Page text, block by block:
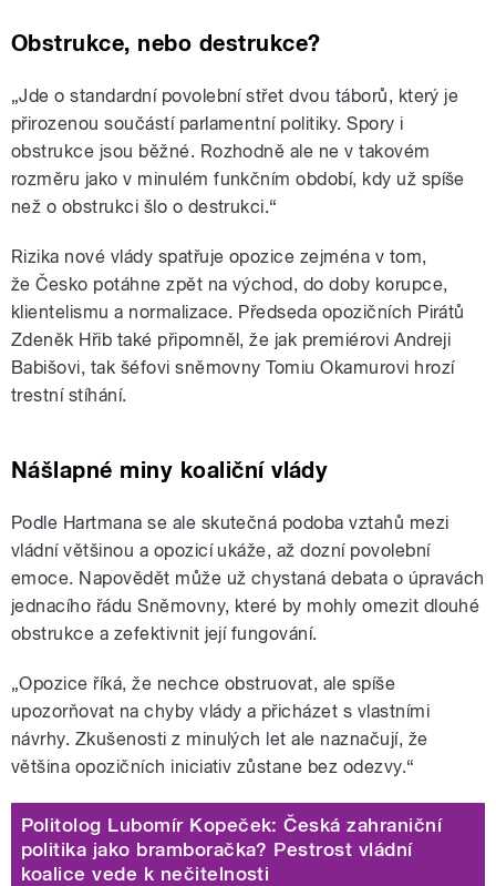
Obstrukce, nebo destrukce?
„Jde o standardní povolební střet dvou táborů, který je
přirozenou součástí parlamentní politiky. Spory i
obstrukce jsou běžné. Rozhodně ale ne v takovém
rozměru jako v minulém funkčním období, kdy už spíše
než o obstrukci šlo o destrukci.“
Rizika nové vlády spatřuje opozice zejména v tom,
že Česko potáhne zpět na východ, do doby korupce,
klientelismu a normalizace. Předseda opozičních Pirátů
Zdeněk Hřib také připomněl, že jak premiérovi Andreji
Babišovi, tak šéfovi sněmovny Tomiu Okamurovi hrozí
trestní stíhání.
Nášlapné miny koaliční vlády
Podle Hartmana se ale skutečná podoba vztahů mezi
vládní většinou a opozicí ukáže, až dozní povolební
emoce. Napovědět může už chystaná debata o úpravách
jednacího řádu Sněmovny, které by mohly omezit dlouhé
obstrukce a zefektivnit její fungování.
„Opozice říká, že nechce obstruovat, ale spíše
upozorňovat na chyby vlády a přicházet s vlastními
návrhy. Zkušenosti z minulých let ale naznačují, že
většina opozičních iniciativ zůstane bez odezvy.“
Politolog Lubomír Kopeček: Česká zahraniční
politika jako bramboračka? Pestrost vládní
koalice vede k nečitelnosti